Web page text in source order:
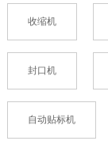
收缩机
封口机
自动贴标机